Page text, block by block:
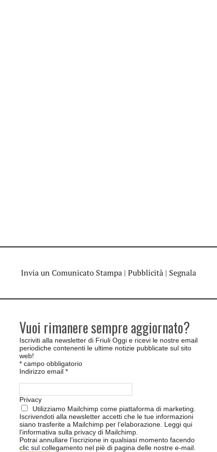
Invia un Comunicato Stampa | Pubblicità | Segnala
Vuoi rimanere sempre aggiornato?
Iscriviti alla newsletter di Friuli Oggi e ricevi le nostre email
periodiche contenenti le ultime notizie pubblicate sul sito
web!
* campo obbligatorio
Indirizzo email *
Privacy
Utilizziamo Mailchimp come piattaforma di marketing.
Iscrivendoti alla newsletter accetti che le tue informazioni
siano trasferite a Mailchimp per l’elaborazione. Leggi qui
l’informativa sulla privacy di Mailchimp
Potrai annullare l’iscrizione in qualsiasi momento facendo
clic sul collegamento nel piè di pagina delle nostre e-mail.